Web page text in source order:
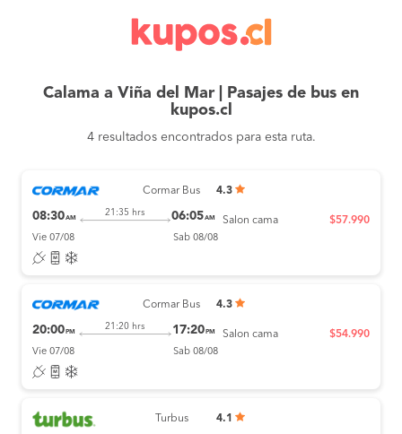
Calama a Viña del Mar | Pasajes de bus en
kupos.cl
4 resultados encontrados para esta ruta.
Cormar Bus 4.3
08:30AM
21:35 hrs 06:05AM
Vie 07/08 Sab 08/08
Salon cama $57.990
Cormar Bus 4.3
20:00 PM
21:20 hrs 17:20 PM
Vie 07/08 Sab 08/08
Salon cama $54.990
Turbus 4.1